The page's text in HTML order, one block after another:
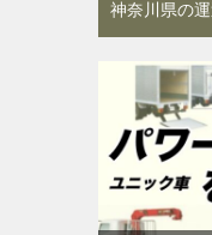
神奈川県の